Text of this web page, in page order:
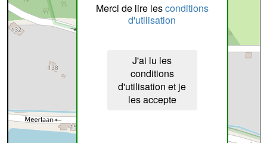
Merci de lire lesconditions
d'utilisation
J'ai lu les
conditions
d'utilisation et je
les accepte